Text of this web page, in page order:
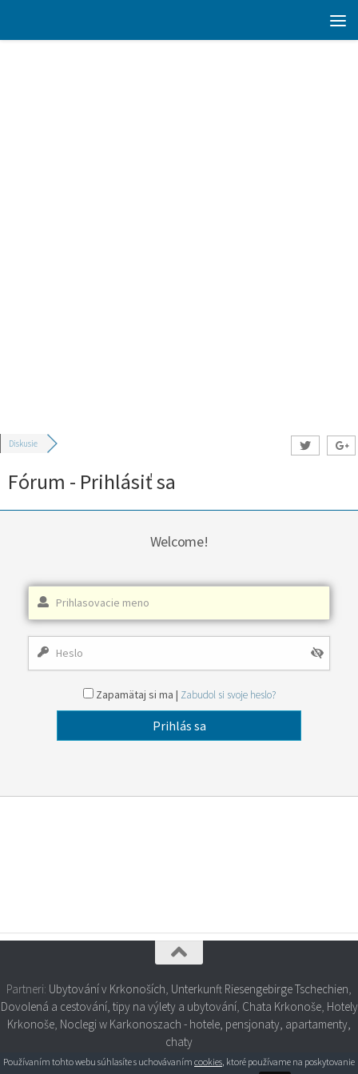
Diskusie
Fórum - Prihlásiť sa
Welcome!
Zapamätaj si ma | Zabudol si svoje heslo?
Partneri: Ubytování v Krkonoších Unterkunft Riesengebirge Tschechien
Dovolená a cestování, tipy na výlety a ubytování, Chata Krkonoše, Hotely
Krkonoše Noclegi w Karkonoszach - hotele, pensjonaty, apartamenty,
chaty
Používaním tohto webu súhlasíte s uchovávaním cookies, ktoré používame na poskytovanie